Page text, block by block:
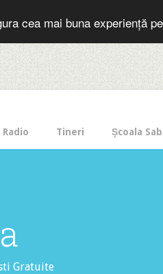
cea mai buna experiență
Radio Tineri Școala
Gratuite